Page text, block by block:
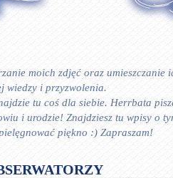
moich zdjęć oraz umieszczanie
wiedzy i przyzwolenia.
tu coś dla siebie. Herrbata
i urodzie! Znajdziesz tu wpisy o
piękno :) Zapraszam!